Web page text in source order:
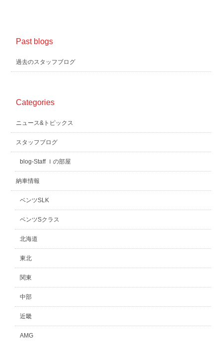
Past blogs
過去のスタッフブログ
Categories
ニュース&トピックス
スタッフブログ
blog-Staff Ｉの部屋
納車情報
ベンツSLK
ベンツSクラス
北海道
東北
関東
中部
近畿
AMG